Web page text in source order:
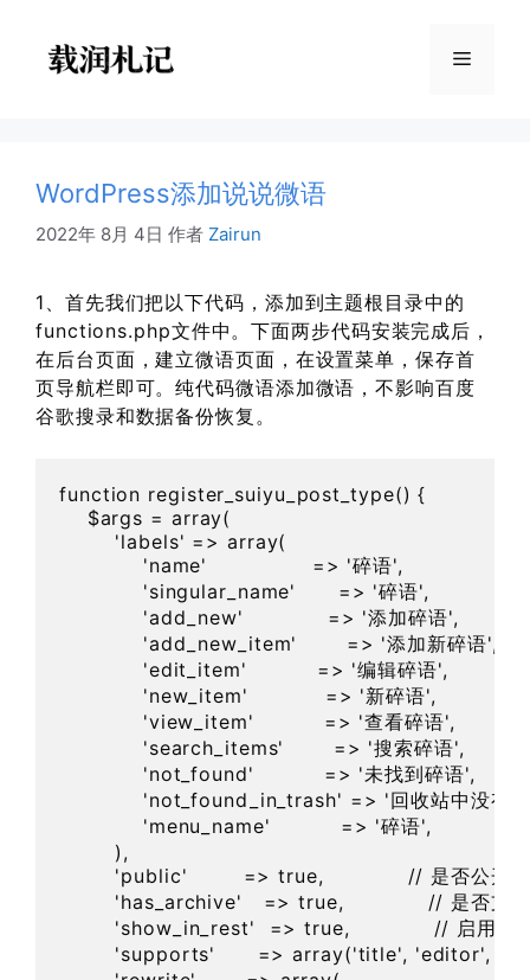
菜
WordPress添加说说微语
2022年 8月 4日 作者 Zairun
1、首先我们把以下代码，添加到主题根目录中的
functions.php文件中。下面两步代码安装完成后，
在后台页面，建立微语页面，在设置菜单，保存首
页导航栏即可。纯代码微语添加微语，不影响百度
谷歌搜录和数据备份恢复。
function register_suiyu_post_type() {
    $args = array(
        'labels' => array(
'name'               => '碎语',
'singular_name'      => '碎语',
'add_new'            => '添加碎语',
'add_new_item'       => '添加新碎语',
'edit_item'          => '编辑碎语',
'new_item'           => '新碎语',
'view_item'          => '查看碎语',
'search_items'       => '搜索碎语',
'not_found'          => '未找到碎语',
'not_found_in_trash' => '回收站中没有
'menu_name'          => '碎语',
        ),
'public'        => true,            // 是否公开
'has_archive'   => true,            // 是否支
'show_in_rest'  => true,            // 启
'supports'      => array('title', 'editor',